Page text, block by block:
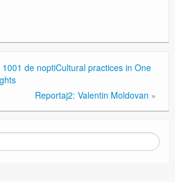
de noptiCultural practices in One
Reportaj2: Valentin Moldovan »